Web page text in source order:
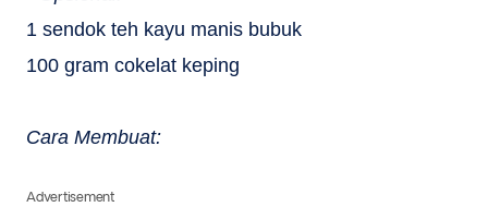
1 sendok teh kayu manis bubuk
100 gram cokelat keping
Cara Membuat:
Advertisement